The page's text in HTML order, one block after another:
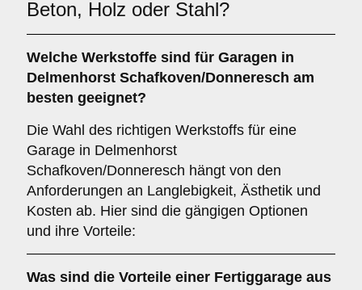
Beton, Holz oder Stahl?
Welche Werkstoffe sind für Garagen in
Delmenhorst Schafkoven/Donneresch am
besten geeignet?
Die Wahl des richtigen Werkstoffs für eine
Garage in Delmenhorst
Schafkoven/Donneresch hängt von den
Anforderungen an Langlebigkeit, Ästhetik und
Kosten ab. Hier sind die gängigen Optionen
und ihre Vorteile:
Was sind die Vorteile einer Fertiggarage aus